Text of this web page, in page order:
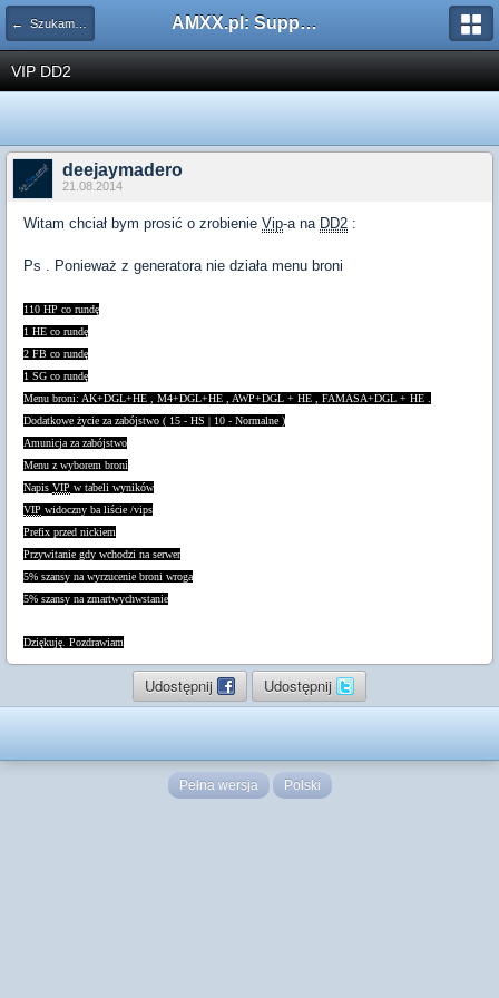
← Szukam pluginu AMXX.pl: Support AMX Mod X i SourceMod
VIP DD2
deejaymadero
21.08.2014
Witam chciał bym prosić o zrobienie Vip-a na DD2 :
Ps . Ponieważ z generatora nie działa menu broni
110 HP co rundę
1 HE co rundę
2 FB co rundę
1 SG co rundę
Menu broni: AK+DGL+HE , M4+DGL+HE , AWP+DGL + HE , FAMASA+DGL + HE .
Dodatkowe życie za zabójstwo ( 15 - HS | 10 - Normalne )
Amunicja za zabójstwo
Menu z wyborem broni
Napis VIP w tabeli wyników
VIP widoczny ba liście /vips
Prefix przed nickiem
Przywitanie gdy wchodzi na serwer
5% szansy na wyrzucenie broni wroga
5% szansy na zmartwychwstanie
Dziękuję. Pozdrawiam
Udostępnij Udostępnij
Pełna wersja Polski